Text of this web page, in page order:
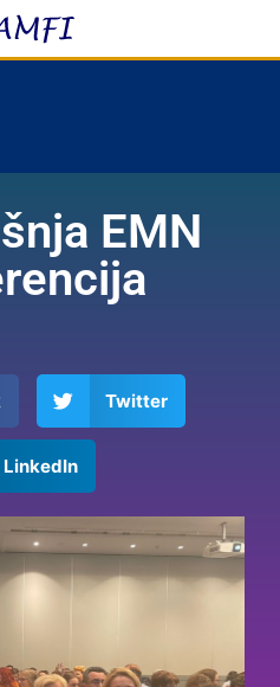
EMN
Twitter
LinkedIn